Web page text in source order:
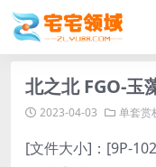
北之北 FGO-玉
2023-04-03 单套赏
[文件大小]：[9P-